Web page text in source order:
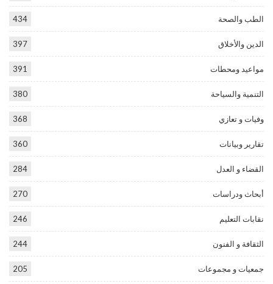
الطب والصحة 434
الدين والأخلاق 397
مواعيد ومحطات 391
التنمية والسياحة 380
وفيات و تعازي 368
تقارير وبيانات 360
القضاء و العدل 284
أبحاث ودراسات 270
نقابات التعليم 246
الثقافة و الفنون 244
جمعيات و مجموعات 205